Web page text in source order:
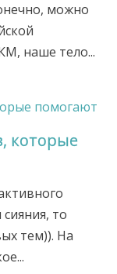
можно
наше тело...
которые
то
тем)). На